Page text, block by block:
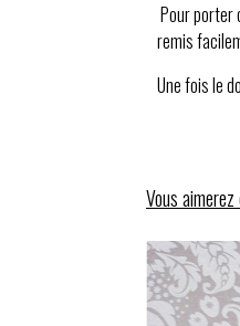
Pour porter
remis
Une fois le
Vous